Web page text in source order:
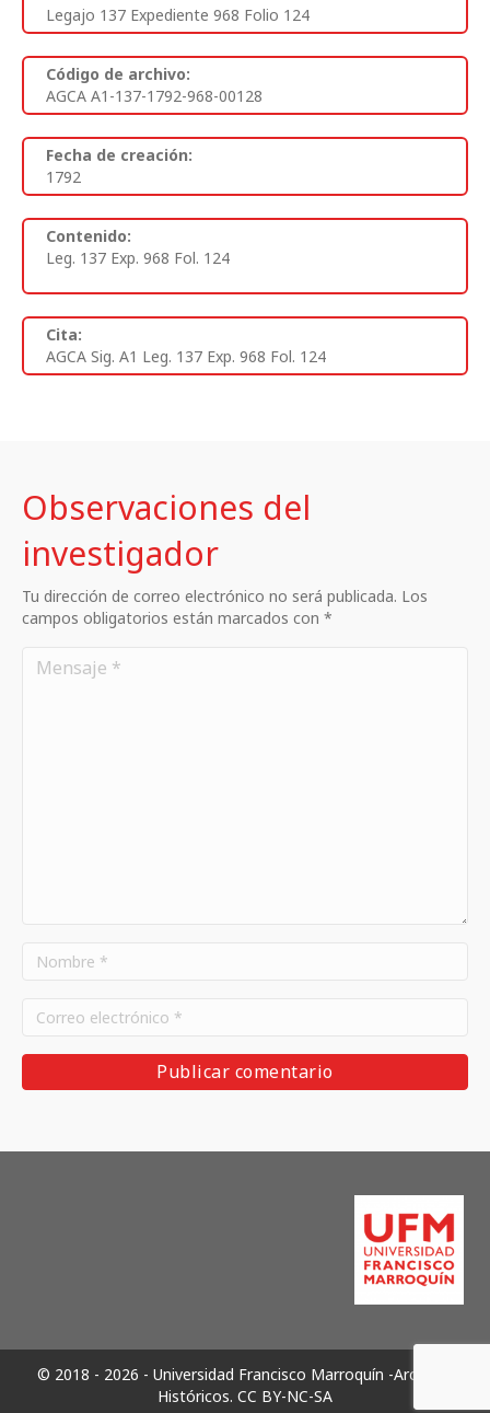
Legajo 137 Expediente 968 Folio 124
Código de archivo:
AGCA A1-137-1792-968-00128
Fecha de creación:
1792
Contenido:
Leg. 137 Exp. 968 Fol. 124
Cita:
AGCA Sig. A1 Leg. 137 Exp. 968 Fol. 124
Observaciones del
investigador
Tu dirección de correo electrónico no será publicada. Los
campos obligatorios están marcados con *
© 2018 - 2026 - Universidad Francisco Marroquín -Archivos
Históricos. CC BY-NC-SA